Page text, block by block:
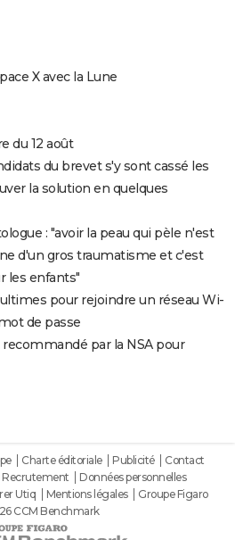
X avec la Lune
du 12 août
du brevet s'y sont cassé les
la solution en quelques
: "avoir la peau qui pèle n'est
d'un gros traumatisme et c'est
les enfants"
pour rejoindre un réseau Wi-
de passe
par la NSA pour
Charte éditoriale Publicité
Contact
Recrutement
Données personnelles
Utiq Mentions légales
Groupe Figaro
CCM Benchmark